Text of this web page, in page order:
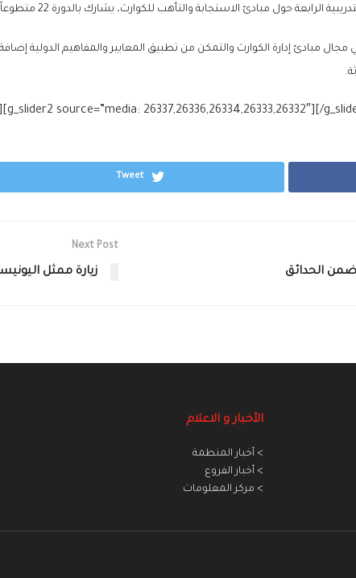
الاستجابة والتأهب للكوارث، يشارك بالدورة 22 متطوعاً من مختلف الفرق العاملة في فرع حلب.
مجال مبادئ إدارة الكوارث والتمكن من تطبيق المعايير والمفاهيم الدولية
source=”media: 26337,26336,26334,26333,26332″][/
Tweet
الحدائق
Next Post
زيارة ممثل
الأخبار و الاعلام
> أخبار المنطمة
> أخبار الفروع
> مركز المعلومات